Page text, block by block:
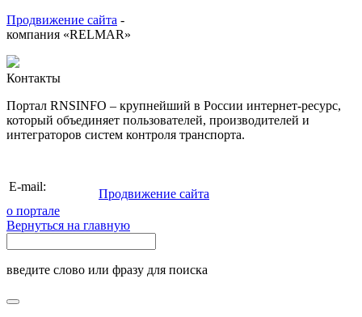
Продвижение сайта -
компания «RELMAR»
Контакты
Портал RNSINFO – крупнейший в России интернет-ресурс,
который объединяет пользователей, производителей и
интеграторов систем контроля транспорта.
E-mail:
Продвижение сайта
о портале
Вернуться на главную
введите слово или фразу для поиска